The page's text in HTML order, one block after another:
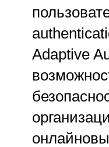
Adaptive